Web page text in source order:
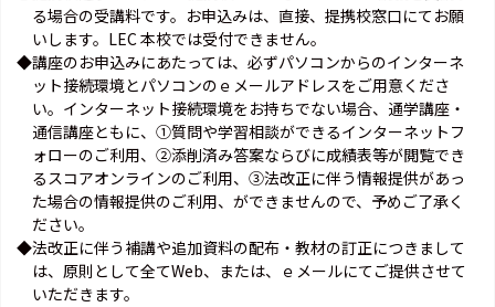
る場合の受講料です。お申込みは、直接、提携校窓口にてお願
いします。LEC 本校では受付できません。
◆講座のお申込みにあたっては、必ずパソコンからのインターネ
ット接続環境とパソコンのｅメールアドレスをご用意くださ
い。インターネット接続環境をお持ちでない場合、通学講座・
通信講座ともに、①質問や学習相談ができるインターネットフ
ォローのご利用、②添削済み答案ならびに成績表等が閲覧でき
るスコアオンラインのご利用、③法改正に伴う情報提供があっ
た場合の情報提供のご利用、ができませんので、予めご了承く
ださい。
◆法改正に伴う補講や追加資料の配布・教材の訂正につきまして
は、原則として全てWeb、または、ｅメールにてご提供させて
いただきます。